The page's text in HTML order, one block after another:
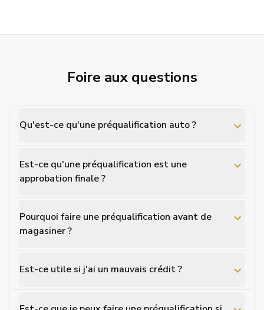
Foire aux questions
Qu'est-ce qu'une préqualification auto ?
Est-ce qu'une préqualification est une
approbation finale ?
Pourquoi faire une préqualification avant de
magasiner ?
Est-ce utile si j'ai un mauvais crédit ?